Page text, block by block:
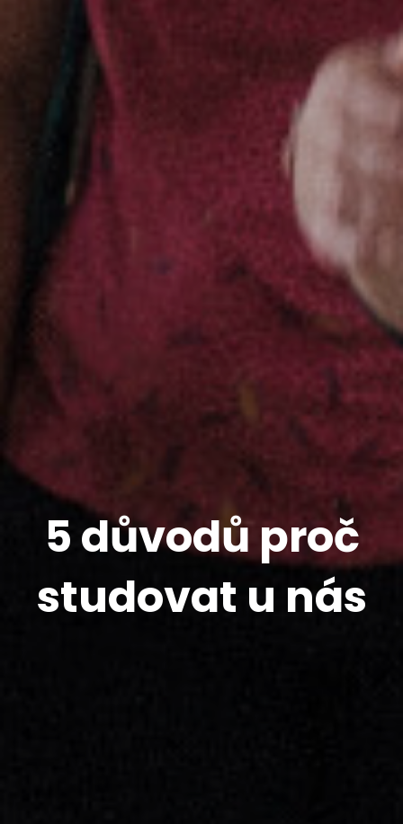
5 důvodů proč
studovat u nás